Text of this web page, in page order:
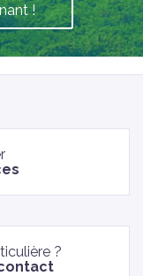
!
?